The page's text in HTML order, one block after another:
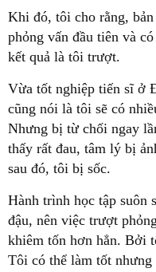
Khi đó, tôi cho rằng,
phỏng vấn đầu tiên và
kết quả là tôi trượt.
Vừa tốt nghiệp tiến sĩ ở
cũng nói là tôi sẽ có
Nhưng bị từ chối ngay
thấy rất đau, tâm lý bị
sau đó, tôi bị sốc.
Hành trình học tập suôn
đậu, nên việc trượt
khiêm tốn hơn hẳn. Bởi
Tôi có thể làm tốt